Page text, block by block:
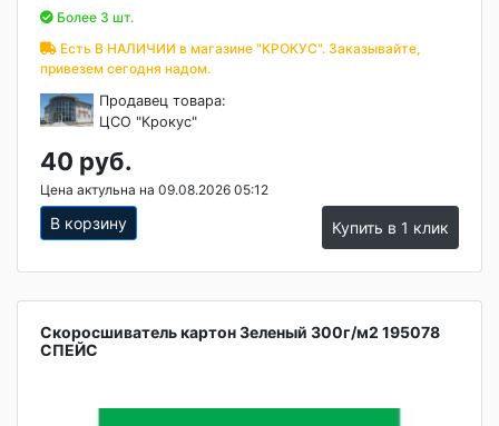
Более 3 шт.
Есть В НАЛИЧИИ в магазине "КРОКУС". Заказывайте,
привезем сегодня надом.
Продавец товара:
ЦСО "Крокус"
40 руб.
Цена актульна на 09.08.2026 05:12
В корзину Купить в 1 клик
Скоросшиватель картон Зеленый 300г/м2 195078
СПЕЙС